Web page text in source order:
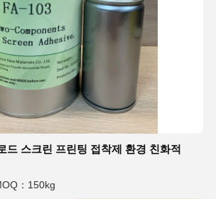
드 스크린 프린팅 접착제 환경 친화적
：150kg